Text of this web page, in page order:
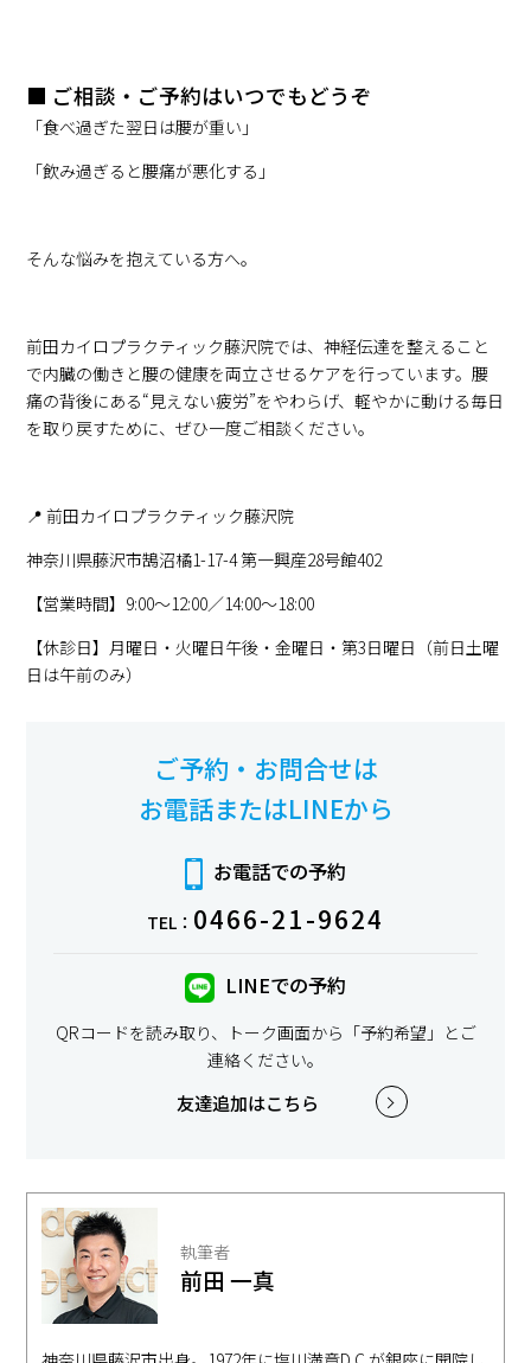
■ ご相談・ご予約はいつでもどうぞ
「食べ過ぎた翌日は腰が重い」
「飲み過ぎると腰痛が悪化する」
そんな悩みを抱えている方へ。
前田カイロプラクティック藤沢院では、神経伝達を整えること
で内臓の働きと腰の健康を両立させるケアを行っています。腰
痛の背後にある“見えない疲労”をやわらげ、軽やかに動ける毎日
を取り戻すために、ぜひ一度ご相談ください。
📍 前田カイロプラクティック藤沢院
神奈川県藤沢市鵠沼橘1-17-4 第一興産28号館402
【営業時間】9:00〜12:00／14:00〜18:00
【休診日】月曜日・火曜日午後・金曜日・第3日曜日（前日土曜
日は午前のみ）
ご予約・お問合せは
お電話またはLINEから
お電話での予約
TEL： 0466-21-9624
LINEでの予約
QRコードを読み取り、トーク画面から「予約希望」とご
連絡ください。
友達追加はこちら
執筆者
前田 一真